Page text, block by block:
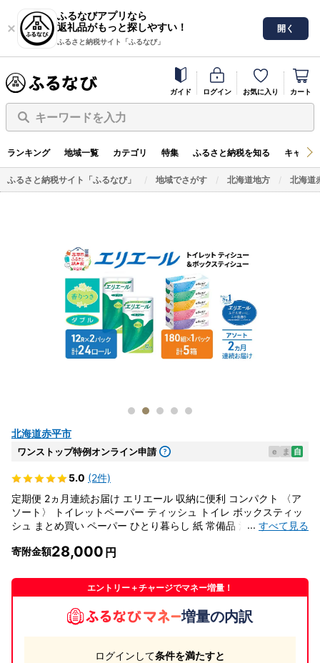
ふるなびアプリなら
返礼品がもっと探しやすい！
ふるさと納税サイト「ふるなび」
開く
ガイド ログイン お気に入り カート
キーワードを入力
ランキング 地域一覧 カテゴリ 特集 ふるさと納税を知る キャン
ふるさと納税サイト「ふるなび」 地域でさがす 北海道地方 北海道
北海道赤平市
ワンストップ特例オンライン申請 e ま 自
5.0 (2件)
定期便 2ヵ月連続お届け エリエール 収納に便利 コンパクト 〈ア
ソート〉 トイレットペーパー ティッシュ トイレ ボックスティッ
シュ まとめ買い ペーパー ひとり暮らし 紙 常備品 消耗品 日用品
... すべて見る
寄附金額28,000
エントリー＋チャージでマネー増量！
増量の内訳
ログインして条件を満たすと